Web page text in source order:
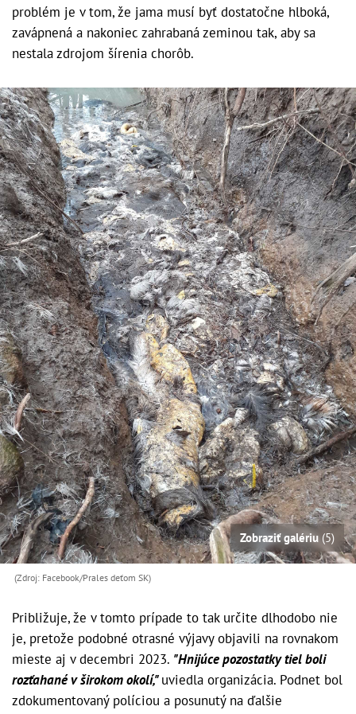
problém je v tom, že jama musí byť dostatočne hlboká,
zavápnená a nakoniec zahrabaná zeminou tak, aby sa
nestala zdrojom šírenia chorôb.
Zobraziť galériu (5)
(Zdroj: Facebook/Prales deťom SK)
Približuje, že v tomto prípade to tak určite dlhodobo nie
je, pretože podobné otrasné výjavy objavili na rovnakom
mieste aj v decembri 2023. "Hnijúce pozostatky tiel boli
rozťahané v širokom okolí,"uviedla organizácia. Podnet bol
zdokumentovaný políciou a posunutý na ďalšie